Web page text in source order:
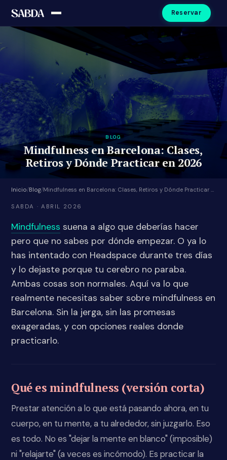
Reservar
BLOG
Mindfulness en Barcelona: Clases,
Retiros y Dónde Practicar en 2026
Inicio/Blog/
SABDA · ABRIL 2026
Mindfulness suena a algo que deberías hacer
pero que no sabes por dónde empezar. O ya lo
has intentado con Headspace durante tres días
y lo dejaste porque tu cerebro no paraba.
Ambas cosas son normales. Aquí va lo que
realmente necesitas saber sobre mindfulness en
Barcelona. Sin la jerga, sin las promesas
exageradas, y con opciones reales donde
practicarlo.
Qué es mindfulness (versión corta)
Prestar atención a lo que está pasando ahora, en tu
cuerpo, en tu mente, a tu alrededor, sin juzgarlo. Eso
es todo. No es "dejar la mente en blanco" (imposible)
ni "relajarte" (a veces es incómodo). Es practicar la